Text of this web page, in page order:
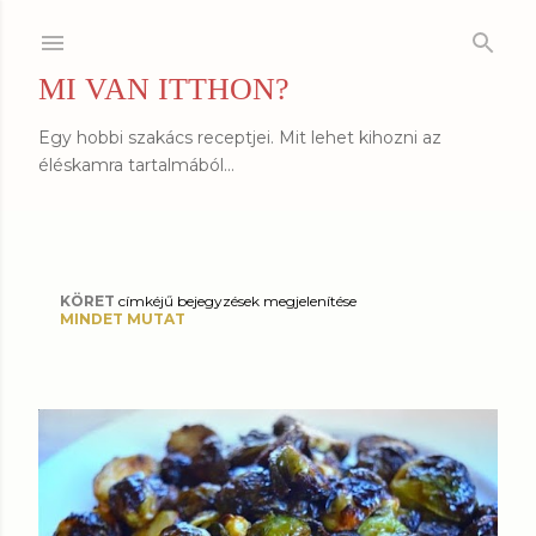
MI VAN ITTHON?
Egy hobbi szakács receptjei. Mit lehet kihozni az
éléskamra tartalmából...
B
j
e
y
KÖRET címkéjű bejegyzések megjelenítése
MINDET MUTAT